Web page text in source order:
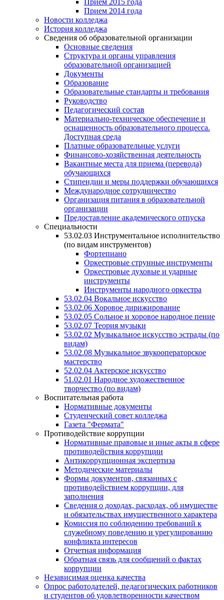
Прием 2015 года
Прием 2014 года
Новости колледжа
История колледжа
Сведения об образовательной организации
Основные сведения
Структура и органы управления
образовательной организацией
Документы
Образование
Образовательные стандарты и требования
Руководство
Педагогический состав
Материально-техническое обеспечение и
оснащенность образовательного процесса.
Доступная среда
Платные образовательные услуги
Финансово-хозяйственная деятельность
Вакантные места для приема (перевода)
обучающихся
Стипендии и меры поддержки обучающихся
Международное сотрудничество
Организация питания в образовательной
организации
Предоставление академического отпуска
Специальности
53.02.03 Инструментальное исполнительство
(по видам инструментов)
Фортепиано
Оркестровые струнные инструменты
Оркестровые духовые и ударные
инструменты
Инструменты народного оркестра
53.02.04 Вокальное искусство
53.02.06 Хоровое дирижирование
53.02.05 Сольное и хоровое народное пение
53.02.07 Теория музыки
53.02.02 Музыкальное искусство эстрады (по
видам)
53.02.08 Музыкальное звукооператорское
мастерство
52.02.04 Актерское искусство
51.02.01 Народное художественное
творчество (по видам)
Воспитательная работа
Нормативные документы
Студенческий совет колледжа
Газета "Фермата"
Противодействие коррупции
Нормативные правовые и иные акты в сфере
противодействия коррупции
Антикоррупционная экспертиза
Методические материалы
Формы документов, связанных с
противодействием коррупции, для
заполнения
Сведения о доходах, расходах, об имуществе
и обязательствах имущественного характера
Комиссия по соблюдению требований к
служебному поведению и урегулированию
конфликта интересов
Отчетная информация
Обратная связь для сообщений о фактах
коррупции
Независимая оценка качества
Опрос работодателей, педагогических работников
и студентов об удовлетворенности качеством